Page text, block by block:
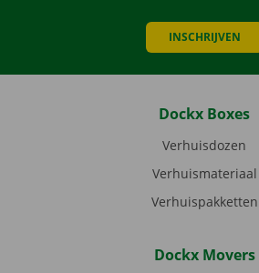
INSCHRIJVEN
Dockx Boxes
Verhuisdozen
Verhuismateriaal
Verhuispakketten
Dockx Movers